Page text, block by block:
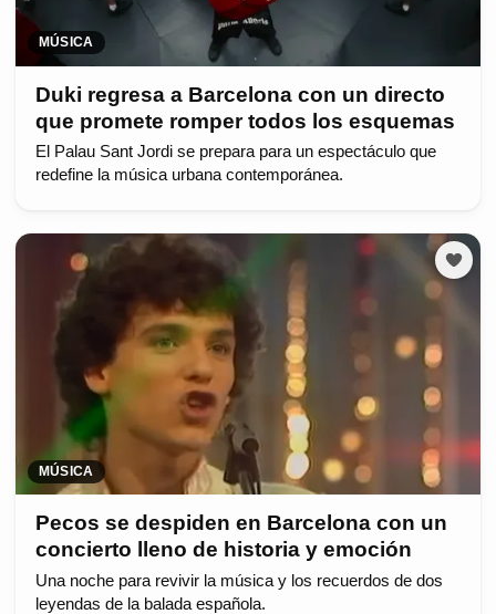
MÚSICA
Duki regresa a Barcelona con un directo
que promete romper todos los esquemas
El Palau Sant Jordi se prepara para un espectáculo que
redefine la música urbana contemporánea.
MÚSICA
Pecos se despiden en Barcelona con un
concierto lleno de historia y emoción
Una noche para revivir la música y los recuerdos de dos
leyendas de la balada española.